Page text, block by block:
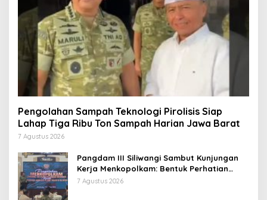
Pengolahan Sampah Teknologi Pirolisis Siap
Lahap Tiga Ribu Ton Sampah Harian Jawa Barat
7 Agustus 2026
Pangdam III Siliwangi Sambut Kunjungan
Kerja Menkopolkam: Bentuk Perhatian
Pemerintah
7 Agustus 2026